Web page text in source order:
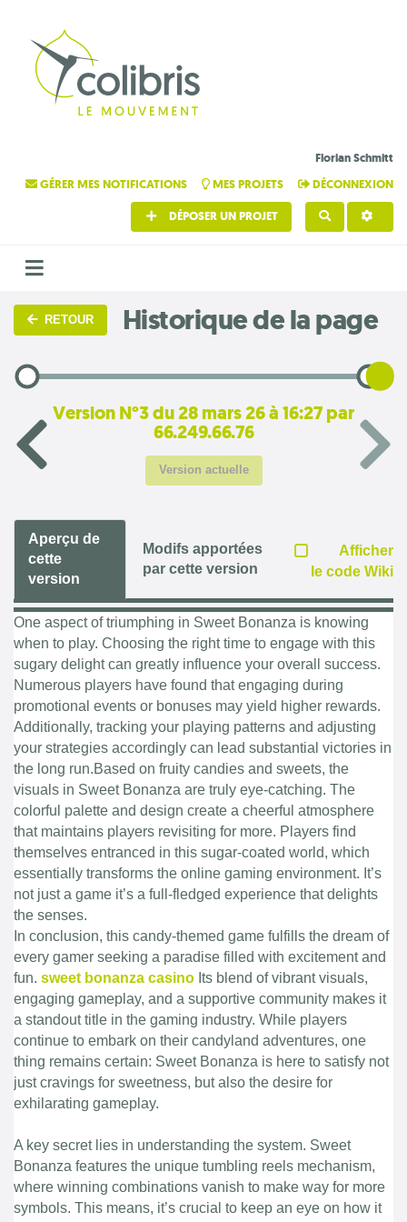
Florian Schmitt
GÉRER MES NOTIFICATIONS
MES PROJETS DÉCONNEXION
DÉPOSER UN PROJET
RETOUR Historique de la page
Version N°3 du 28 mars 26 à 16:27 par
66.249.66.76
Version actuelle
Aperçu de
cette
version
Modifs apportées
par cette version
Afficher
le code Wiki